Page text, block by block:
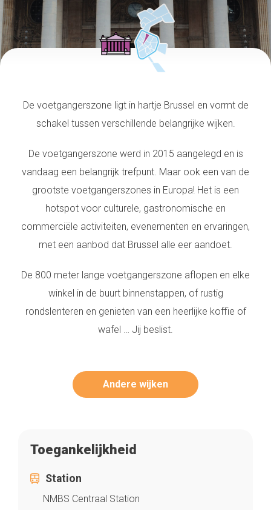
De voetgangerszone ligt in hartje Brussel en vormt de
schakel tussen verschillende belangrijke wijken.
De voetgangerszone werd in 2015 aangelegd en is
vandaag een belangrijk trefpunt. Maar ook een van de
grootste voetgangerszones in Europa! Het is een
hotspot voor culturele, gastronomische en
commerciële activiteiten, evenementen en ervaringen,
met een aanbod dat Brussel alle eer aandoet.
De 800 meter lange voetgangerszone aflopen en elke
winkel in de buurt binnenstappen, of rustig
rondslenteren en genieten van een heerlijke koffie of
wafel … Jij beslist.
Andere wijken
Toegankelijkheid
Station
NMBS Centraal Station